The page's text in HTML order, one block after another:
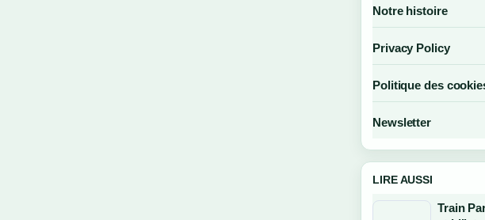
Notre histoire
Privacy Policy
Politique des
Newsletter
LIRE AUSSI
Train